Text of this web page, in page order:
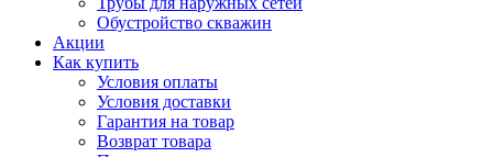
Обустройство скважин
Акции
Как купить
Условия оплаты
Условия доставки
Гарантия на товар
Возврат товара